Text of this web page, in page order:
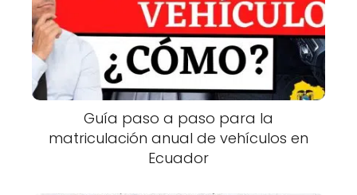
Guía paso a paso para la
matriculación anual de vehículos en
Ecuador